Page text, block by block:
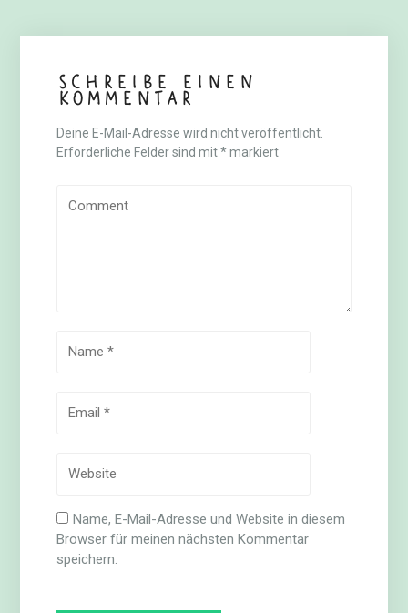
Schreibe einen
Kommentar
Deine E-Mail-Adresse wird nicht veröffentlicht.
Erforderliche Felder sind mit*markiert
Name, E-Mail-Adresse und Website in diesem
Browser für meinen nächsten Kommentar
speichern.